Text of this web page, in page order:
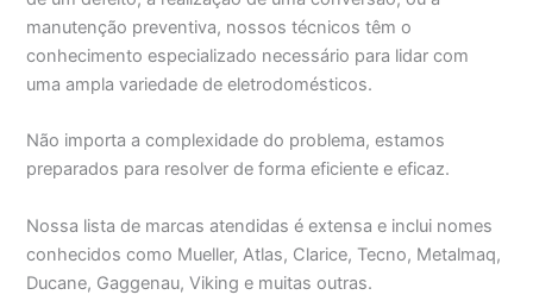
manutenção preventiva, nossos técnicos têm o
conhecimento especializado necessário para lidar com
uma ampla variedade de eletrodomésticos.
Não importa a complexidade do problema, estamos
preparados para resolver de forma eficiente e eficaz.
Nossa lista de marcas atendidas é extensa e inclui nomes
conhecidos como Mueller, Atlas, Clarice, Tecno, Metalmaq,
Ducane, Gaggenau, Viking e muitas outras.